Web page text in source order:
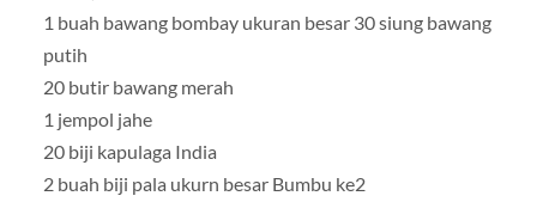
1 buah bawang bombay ukuran besar 30 siung bawang
putih
20 butir bawang merah
1 jempol jahe
20 biji kapulaga India
2 buah biji pala ukurn besar Bumbu ke2